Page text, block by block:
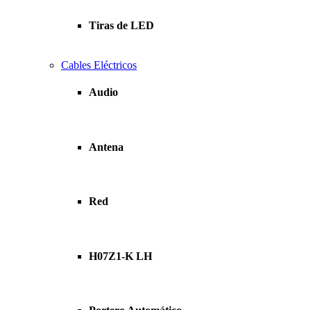
Tiras de LED
Cables Eléctricos
Audio
Antena
Red
H07Z1-K LH